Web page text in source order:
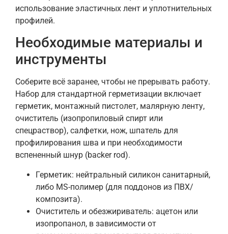
использование эластичных лент и уплотнительных
профилей.
Необходимые материалы и
инструменты
Соберите всё заранее, чтобы не прерывать работу.
Набор для стандартной герметизации включает
герметик, монтажный пистолет, малярную ленту,
очиститель (изопропиловый спирт или
спецраствор), салфетки, нож, шпатель для
профилирования шва и при необходимости
вспененный шнур (backer rod).
Герметик: нейтральный силикон санитарный,
либо MS-полимер (для поддонов из ПВХ/
композита).
Очиститель и обезжириватель: ацетон или
изопропанол, в зависимости от